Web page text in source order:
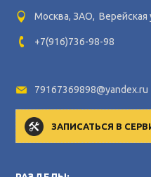
Москва, ЗАО, Верейская
+7(916)736-98-98
79167369898@yandex.ru
ЗАПИСАТЬСЯ В